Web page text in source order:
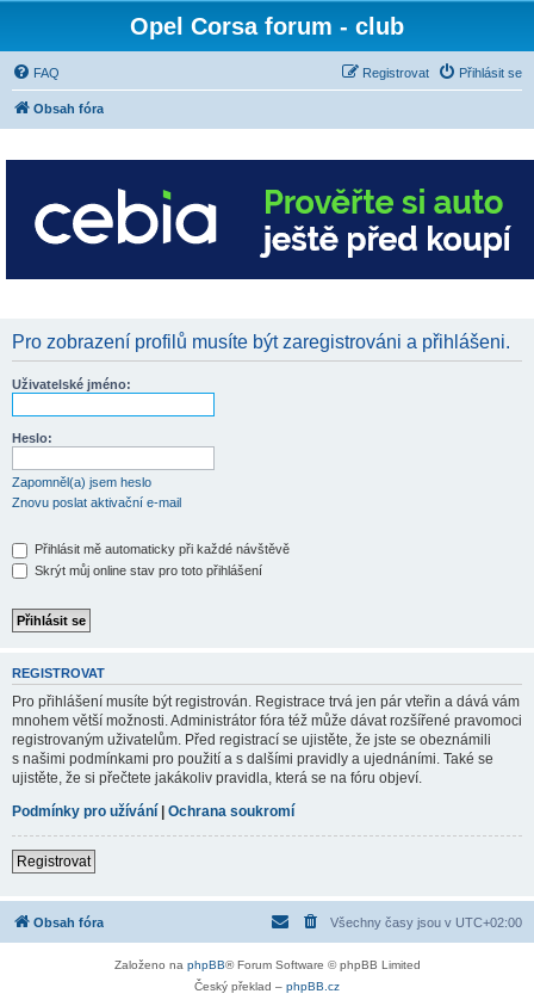
Opel Corsa forum - club
FAQ Přihlásit se
Registrovat
Obsah fóra
Pro zobrazení profilů musíte být zaregistrováni a přihlášeni.
Uživatelské jméno:
Heslo:
Zapomněl(a) jsem heslo
Znovu poslat aktivační e-mail
Přihlásit mě automaticky při každé návštěvě
Skrýt můj online stav pro toto přihlášení
REGISTROVAT
Pro přihlášení musíte být registrován. Registrace trvá jen pár vteřin a dává vám
mnohem větší možnosti. Administrátor fóra též může dávat rozšířené pravomoci
registrovaným uživatelům. Před registrací se ujistěte, že jste se obeznámili
s našimi podmínkami pro použití a s dalšími pravidly a ujednáními. Také se
ujistěte, že si přečtete jakákoliv pravidla, která se na fóru objeví.
Podmínky pro užívání | Ochrana soukromí
Registrovat
Obsah fóra Všechny časy jsou v UTC+02:00
Založeno na phpBB® Forum Software © phpBB Limited
Český překlad – phpBB.cz